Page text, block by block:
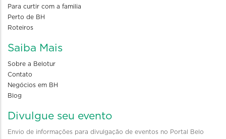
Para curtir com a familia
Perto de BH
Roteiros
Saiba Mais
Sobre a Belotur
Contato
Negócios em BH
Blog
Divulgue seu evento
Envio de informações para divulgação de eventos no Portal Belo